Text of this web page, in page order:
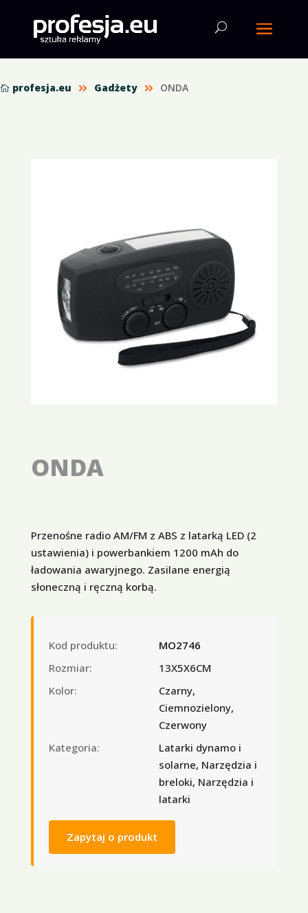
 profesja.eu  Gadżety  ONDA
ONDA
Przenośne radio AM/FM z ABS z latarką LED (2
ustawienia) i powerbankiem 1200 mAh do
ładowania awaryjnego. Zasilane energią
słoneczną i ręczną korbą.
Kod produktu:
MO2746
Rozmiar:
13X5X6CM
Kolor:
Czarny,
Ciemnozielony,
Czerwony
Kategoria:
Latarki dynamo i
solarne, Narzędzia i
breloki, Narzędzia i
latarki
Zapytaj o produkt